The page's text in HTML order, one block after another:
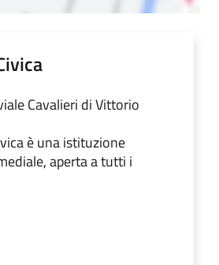
Cavalieri di Vittorio
è una istituzione
aperta a tutti i